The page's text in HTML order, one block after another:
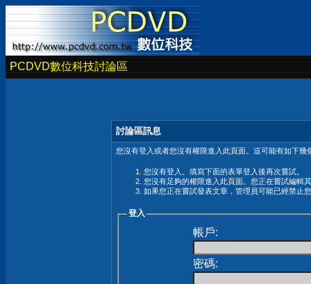
PCDVD數位科技討論區
討論區訊息
您沒有登入或者您沒有權限進入此頁面。這可能有如下幾
您沒有登入。填寫下面的表單登入後再次嘗試。
您沒有足夠的權限進入此頁面。您正在嘗試編輯
如果您正在嘗試發表文章，管理員可能已經禁止
登入
帳戶:
密碼: